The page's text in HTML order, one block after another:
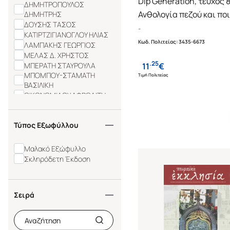
ΔΗΜΗΤΡΟΠΟΥΛΟΣ
ΔΗΜΗΤΡΗΣ
ΔΟΥΣΗΣ ΤΑΣΟΣ
ΚΑΤΙΡΤΖΙΓΙΑΝΟΓΛΟΥ ΗΛΙΑΣ
ΛΑΜΠΑΚΗΣ ΓΕΩΡΓΙΟΣ
ΜΕΛΑΣ Δ. ΧΡΗΣΤΟΣ
ΜΠΕΡΑΤΗ ΣΤΑΥΡΟΥΛΑ
ΜΠΟΜΠΟΥ-ΣΤΑΜΑΤΗ
ΒΑΣΙΛΙΚΗ
ΟΙΚΟΝΟΜΙΔΟΥ ΑΦΡΟΔΙΤΗ
(RUBUS)
ΝΕΚΤΑΡΙΟΣ
ΣΥΛΛΟΓΙΚΟ
ΧΑΤΖΗΚΥΡΙΑΚΙΔΗΣ ΣΤ.
GAUZIN - MULLER
Τύπος Εξωφύλλου
Μαλακό Εξώφυλλο
Σκληρόδετη Έκδοση
Σειρά
Ανθολογία πεζού και
λόγου
-
Κωδ. Πολιτείας:3435-6673
11.25€
Τιμή Πολιτείας